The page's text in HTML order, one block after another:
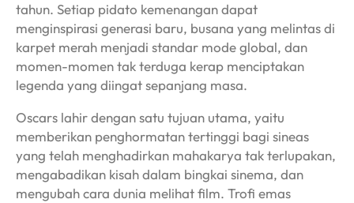
tahun. Setiap pidato kemenangan dapat
menginspirasi generasi baru, busana yang melintas di
karpet merah menjadi standar mode global, dan
momen-momen tak terduga kerap menciptakan
legenda yang diingat sepanjang masa.
Oscars lahir dengan satu tujuan utama, yaitu
memberikan penghormatan tertinggi bagi sineas
yang telah menghadirkan mahakarya tak terlupakan,
mengabadikan kisah dalam bingkai sinema, dan
mengubah cara dunia melihat film. Trofi emas